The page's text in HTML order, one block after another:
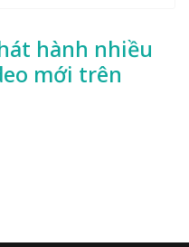
hành nhiều
mới trên